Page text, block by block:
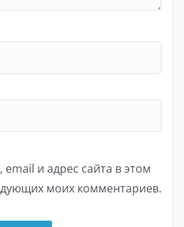
и адрес сайта в этом
моих комментариев.